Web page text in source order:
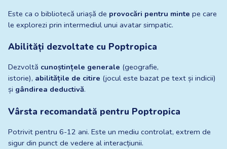
Este ca o bibliotecă uriașă de provocări pentru minte pe care
le explorezi prin intermediul unui avatar simpatic.
Abilități dezvoltate cu Poptropica
Dezvoltă cunoștințele generale (geografie,
istorie), abilitățile de citire (jocul este bazat pe text și indicii)
și gândirea deductivă.
Vârsta recomandată pentru Poptropica
Potrivit pentru 6-12 ani. Este un mediu controlat, extrem de
sigur din punct de vedere al interacțiunii.